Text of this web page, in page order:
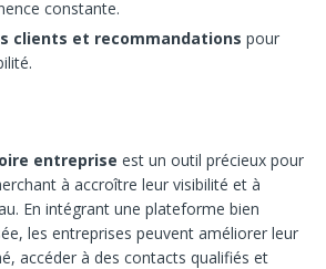
constante.
clients et recommandations pour
entreprise est un outil précieux pour
à accroître leur visibilité et à
En intégrant une plateforme bien
les entreprises peuvent améliorer leur
accéder à des contacts qualifiés et